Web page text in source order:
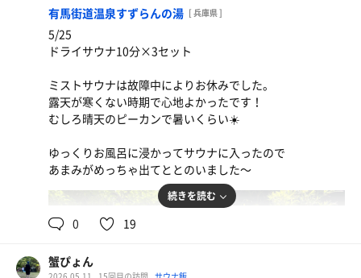
お腹空きすぎて水炊きの写真撮り忘れ ちょうどいい量
でした！
有馬街道温泉すずらんの湯 [ 兵庫県 ]
5/25
ドライサウナ10分×3セット
ミストサウナは故障中によりお休みでした。
露天が寒くない時期で心地よかったです！
むしろ晴天のピーカンで暑いくらい☀️
ゆっくりお風呂に浸かってサウナに入ったので
あまみがめっちゃ出てととのいました〜
続きを読む
0 19
蟹ぴょん